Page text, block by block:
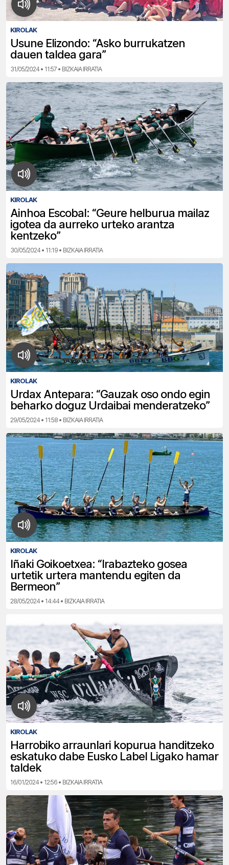
KIROLAK
Usune Elizondo: “Asko burrukatzen
dauen taldea gara”
31/05/2024 • 11:57 • BIZKAIA IRRATIA
KIROLAK
Ainhoa Escobal: “Geure helburua mailaz
igotea da aurreko urteko arantza
kentzeko”
30/05/2024 • 11:19 • BIZKAIA IRRATIA
KIROLAK
Urdax Antepara: “Gauzak oso ondo egin
beharko doguz Urdaibai menderatzeko”
29/05/2024 • 11:58 • BIZKAIA IRRATIA
KIROLAK
Iñaki Goikoetxea: “Irabazteko gosea
urtetik urtera mantendu egiten da
Bermeon”
28/05/2024 • 14:44 • BIZKAIA IRRATIA
KIROLAK
Harrobiko arraunlari kopurua handitzeko
eskatuko dabe Eusko Label Ligako hamar
taldek
16/01/2024 • 12:56 • BIZKAIA IRRATIA